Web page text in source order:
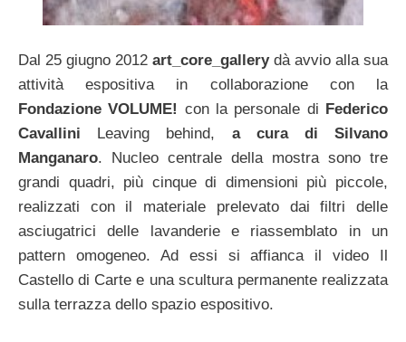
Dal 25 giugno 2012 art_core_gallerydà avvio alla sua
attività espositiva in collaborazione con la
Fondazione VOLUME! con la personale di Federico
Cavallini Leaving behind, a cura di Silvano
Manganaro. Nucleo centrale della mostra sono tre
grandi quadri, più cinque di dimensioni più piccole,
realizzati con il materiale prelevato dai filtri delle
asciugatrici delle lavanderie e riassemblato in un
pattern omogeneo. Ad essi si affianca il video Il
Castello di Carte e una scultura permanente realizzata
sulla terrazza dello spazio espositivo.